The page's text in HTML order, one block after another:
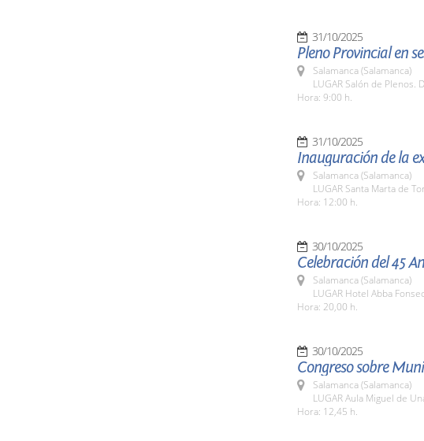
31/10/2025
Pleno Provincial en
Salamanca (Salamanca)
LUGAR Salón de Plenos.
Hora: 9:00 h.
31/10/2025
Inauguración de la
Salamanca (Salamanca)
LUGAR Santa Marta de
Hora: 12:00 h.
30/10/2025
Celebración del 45
Salamanca (Salamanca)
LUGAR Hotel Abba
Hora: 20,00 h.
30/10/2025
Congreso sobre
Salamanca (Salamanca)
LUGAR Aula Miguel de
Hora: 12,45 h.